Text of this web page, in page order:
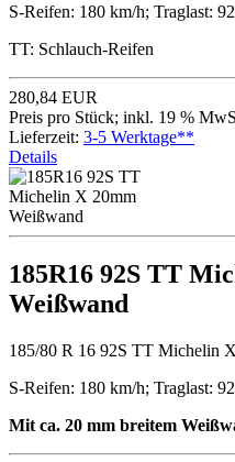
S-Reifen: 180 km/h; Traglast:
TT: Schlauch-Reifen
280,84 EUR
Preis pro Stück; inkl. 19 %
Lieferzeit: 3-5 Werktage**
Details
185R16 92S TT
Weißwand
185/80 R 16 92S TT Michelin
S-Reifen: 180 km/h; Traglast:
Mit ca. 20 mm breitem